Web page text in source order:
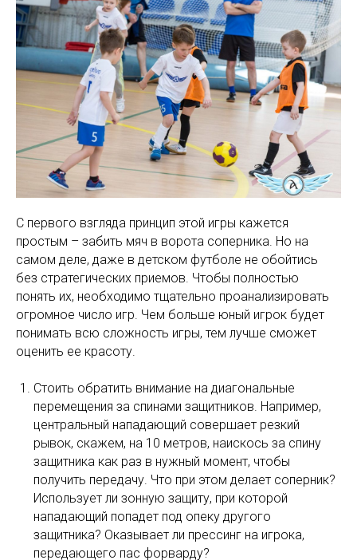
С первого взгляда принцип этой игры кажется
простым – забить мяч в ворота соперника. Но на
самом деле, даже в детском футболе не обойтись
без стратегических приемов. Чтобы полностью
понять их, необходимо тщательно проанализировать
огромное число игр. Чем больше юный игрок будет
понимать всю сложность игры, тем лучше сможет
оценить ее красоту.
Стоить обратить внимание на диагональные
перемещения за спинами защитников. Например,
центральный нападающий совершает резкий
рывок, скажем, на 10 метров, наискось за спину
защитника как раз в нужный момент, чтобы
получить передачу. Что при этом делает соперник?
Использует ли зонную защиту, при которой
нападающий попадет под опеку другого
защитника? Оказывает ли прессинг на игрока,
передающего пас форварду?